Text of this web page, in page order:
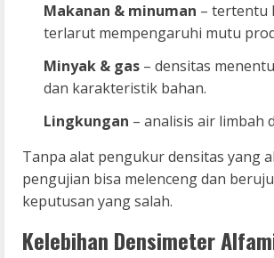
Makanan & minuman – tertentu
terlarut mempengaruhi mutu
Minyak & gas – densitas
dan karakteristik bahan.
Lingkungan – analisis air limbah
Tanpa alat pengukur densitas yang
pengujian bisa melenceng dan
keputusan yang salah.
Kelebihan Densimeter